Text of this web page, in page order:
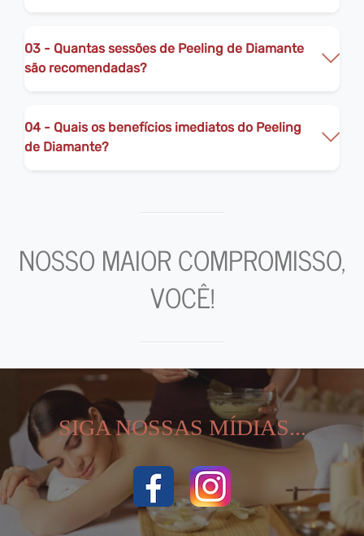
03 - Quantas sessões de Peeling de Diamante
são recomendadas?
04 - Quais os benefícios imediatos do Peeling
de Diamante?
NOSSO MAIOR COMPROMISSO,
VOCÊ!
SIGA NOSSAS MÍDIAS...